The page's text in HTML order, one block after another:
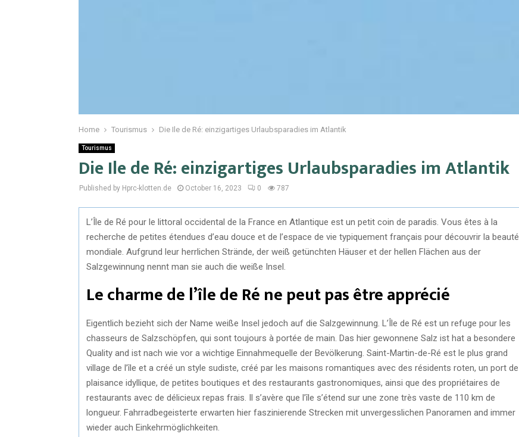
Home Tourismus Die Ile de Ré: einzigartiges Urlaubsparadies im Atlantik
Tourismus
Die Ile de Ré: einzigartiges Urlaubsparadies im Atlantik
Published by Hprc-klotten.de October 16, 2023 0 787
L’Île de Ré pour le littoral occidental de la France en Atlantique est un petit coin de paradis. Vous êtes à la
recherche de petites étendues d’eau douce et de l’espace de vie typiquement français pour découvrir la beauté
mondiale. Aufgrund leur herrlichen Strände, der weiß getünchten Häuser et der hellen Flächen aus der
Salzgewinnung nennt man sie auch die weiße Insel.
Le charme de l’île de Ré ne peut pas être apprécié
Eigentlich bezieht sich der Name weiße Insel jedoch auf die Salzgewinnung. L’Île de Ré est un refuge pour les
chasseurs de Salzschöpfen, qui sont toujours à portée de main. Das hier gewonnene Salz ist hat a besondere
Quality and ist nach wie vor a wichtige Einnahmequelle der Bevölkerung. Saint-Martin-de-Ré est le plus grand
village de l’île et a créé un style sudiste, créé par les maisons romantiques avec des résidents roten, un port de
plaisance idyllique, de petites boutiques et des restaurants gastronomiques, ainsi que des propriétaires de
restaurants avec de délicieux repas frais. Il s’avère que l’île s’étend sur une zone très vaste de 110 km de
longueur. Fahrradbegeisterte erwarten hier faszinierende Strecken mit unvergesslichen Panoramen and immer
wieder auch Einkehrmöglichkeiten.